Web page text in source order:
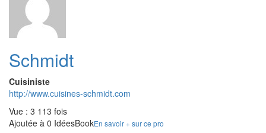
Schmidt
Cuisiniste
http://www.cuisines-schmidt.com
Vue : 3 113 fois
Ajoutée à 0 IdéesBookEn savoir + sur ce pro